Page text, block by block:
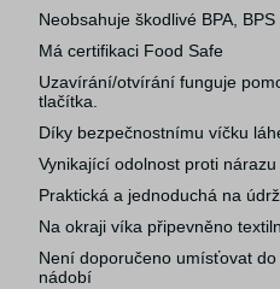
Neobsahuje škodlivé BPA, BPS
Má certifikaci Food Safe
Uzavírání/otvírání funguje
tlačítka.
Díky bezpečnostnímu víčku
Vynikající odolnost proti nárazu
Praktická a jednoduchá na
Na okraji víka připevněno
Není doporučeno umísťovat
nádobí